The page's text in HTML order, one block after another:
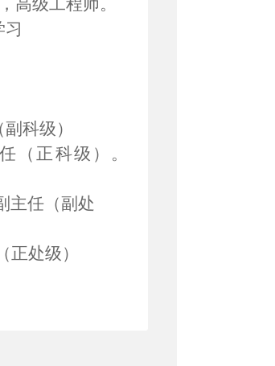
科级）
（正科级）。
主任（副处
正处级）